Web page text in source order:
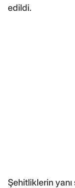
edildi.
Şehitliklerin yanı